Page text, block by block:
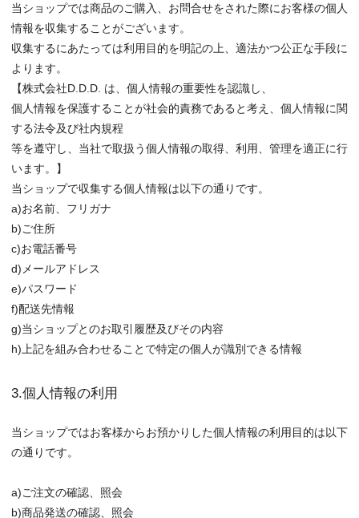
当ショップでは商品のご購入、お問合せをされた際にお客様の個人
情報を収集することがございます。
収集するにあたっては利用目的を明記の上、適法かつ公正な手段に
よります。
【株式会社D.D.D. は、個人情報の重要性を認識し、
個人情報を保護することが社会的責務であると考え、個人情報に関
する法令及び社内規程
等を遵守し、当社で取扱う個人情報の取得、利用、管理を適正に行
います。】
当ショップで収集する個人情報は以下の通りです。
a)お名前、フリガナ
b)ご住所
c)お電話番号
d)メールアドレス
e)パスワード
f)配送先情報
g)当ショップとのお取引履歴及びその内容
h)上記を組み合わせることで特定の個人が識別できる情報
3.個人情報の利用
当ショップではお客様からお預かりした個人情報の利用目的は以下
の通りです。
a)ご注文の確認、照会
b)商品発送の確認、照会